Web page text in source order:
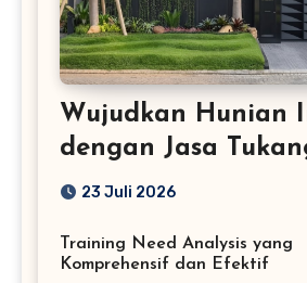
Wujudkan Hunian
dengan Jasa
Profesional
23 Juli 2026
Training Need Analysis yang
Komprehensif dan Efektif